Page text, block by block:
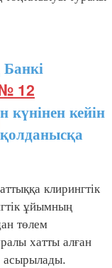
12
кейін
клирингтік
ұйымның
төлем
хатты алған